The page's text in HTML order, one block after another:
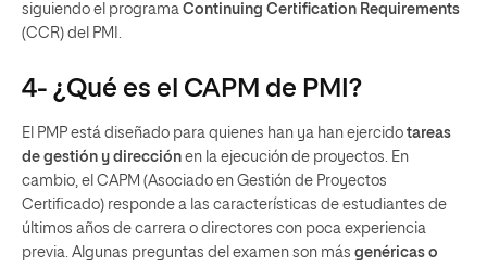
siguiendo el programa Continuing Certification Requirements
(CCR) del PMI.
4- ¿Qué es el CAPM de PMI?
El PMP está diseñado para quienes han ya han ejercido tareas
de gestión y dirección en la ejecución de proyectos. En
cambio, el CAPM (Asociado en Gestión de Proyectos
Certificado) responde a las características de estudiantes de
últimos años de carrera o directores con poca experiencia
previa. Algunas preguntas del examen son más genéricas o